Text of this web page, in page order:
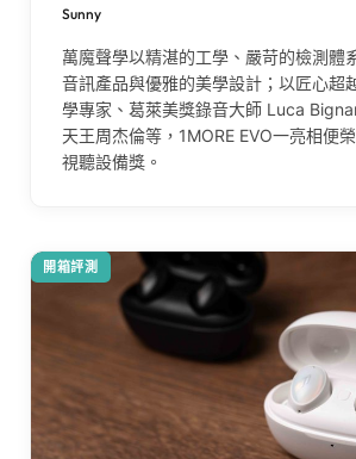
Sunny
萬魔聲學以精湛的工學、嚴苛的檢測體
音訊產品與優雅的美學設計；以匠心超
學專家、葛萊美獎錄音大師 Luca
天王周杰倫等，1MORE EVO一亮相便
視聽設備獎。
開箱評測